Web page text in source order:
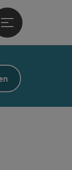
stark bewölkt
Hauptmenü öffnen